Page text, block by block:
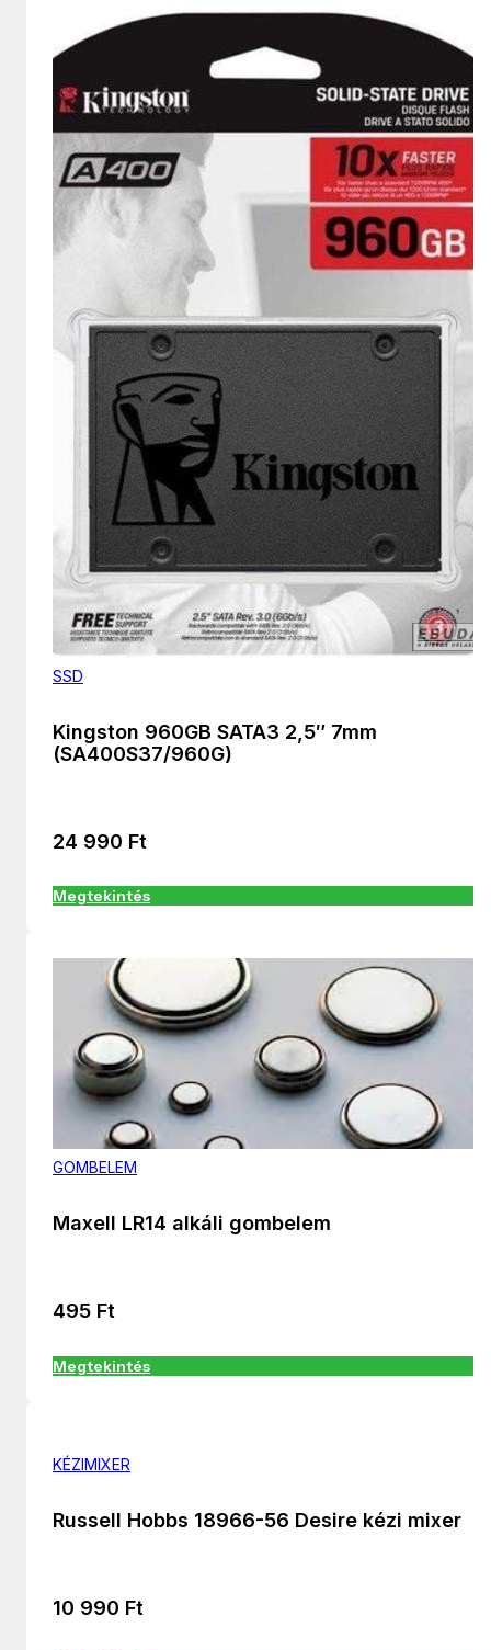
SSD
Kingston 960GB SATA3 2,5″ 7mm
(SA400S37/960G)
24 990 Ft
Megtekintés
GOMBELEM
Maxell LR14 alkáli gombelem
495 Ft
Megtekintés
KÉZIMIXER
Russell Hobbs 18966-56 Desire kézi mixer
10 990 Ft